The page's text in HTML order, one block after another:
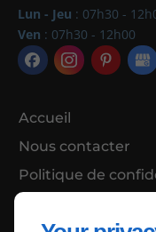
Lun - Jeu : 07h30 -
Ven : 07h30 - 12h00
Accueil
Nous contacter
Politique de